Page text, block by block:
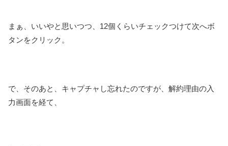
まぁ、いいやと思いつつ、12個くらいチェックつけて次へボ
タンをクリック。
で、そのあと、キャプチャし忘れたのですが、解約理由の入
力画面を経て、